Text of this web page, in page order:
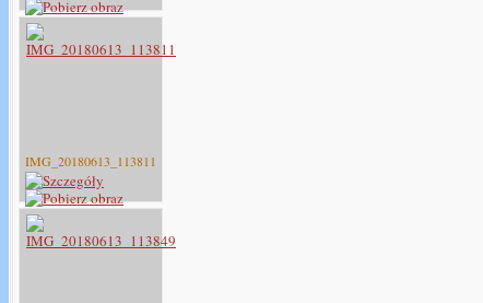
IMG_20180613_113811